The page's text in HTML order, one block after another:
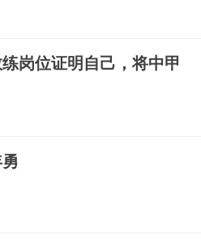
岗位证明自己，将中甲